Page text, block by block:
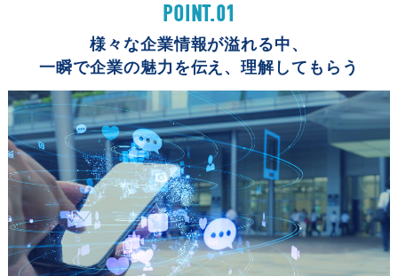
POINT.01
様々な企業情報が溢れる中、
一瞬で企業の魅力を伝え、理解してもらう